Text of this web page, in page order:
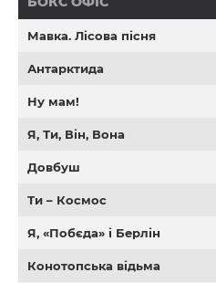
Мавка. Лісова пісня
Антарктида
Ну мам!
Я, Ти, Він, Вона
Довбуш
Ти – Космос
Я, «Побєда» і Берлін
Конотопська відьма